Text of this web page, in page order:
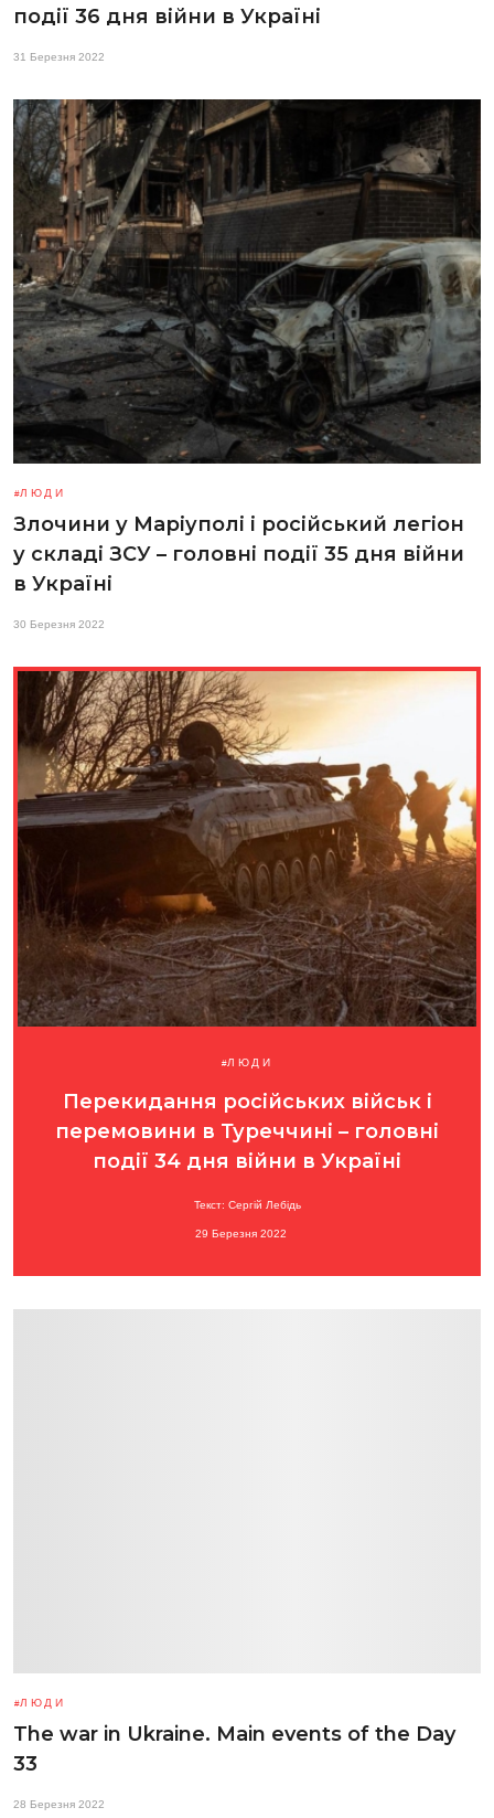
події 36 дня війни в Україні
31 Березня 2022
ЛЮДИ
Злочини у Маріуполі і російський легіон
у складі ЗСУ – головні події 35 дня війни
в Україні
30 Березня 2022
ЛЮДИ
Перекидання російських військ і
перемовини в Туреччині – головні
події 34 дня війни в Україні
Текст: Сергій Лебідь
29 Березня 2022
ЛЮДИ
The war in Ukraine. Main events of the Day
33
28 Березня 2022